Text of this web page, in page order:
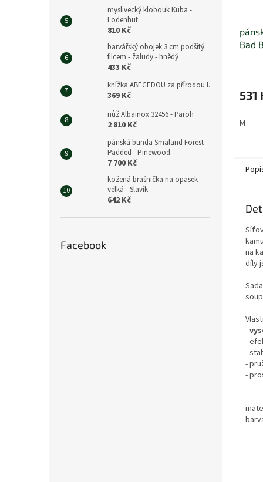
myslivecký klobouk Kuba -
Lodenhut
810 Kč
barvářský obojek 3 cm podšitý
filcem - žaludy - hnědý
433 Kč
knížka ABECEDOU za přírodou I.
369 Kč
nůž Albainox 32456 - Paroh
2 810 Kč
pánská bunda Smaland Forest
Padded - Pinewood
7 700 Kč
kožená brašnička na opasek
velká - Slavík
642 Kč
Facebook
Bad
531
M
na
díly
-
-
-
-
-